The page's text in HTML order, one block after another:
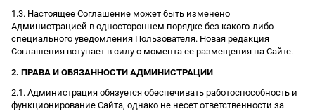
1.3. Настоящее Соглашение может быть изменено
Администрацией в одностороннем порядке без какого-либо
специального уведомления Пользователя. Новая редакция
Соглашения вступает в силу с момента ее размещения на Сайте.
2. ПРАВА И ОБЯЗАННОСТИ АДМИНИСТРАЦИИ
2.1. Администрация обязуется обеспечивать работоспособность и
функционирование Сайта, однако не несет ответственности за